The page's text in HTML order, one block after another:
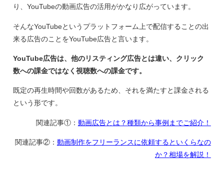
り、YouTubeの動画広告の活用がかなり広がっています。
そんなYouTubeというプラットフォーム上で配信することの出
来る広告のことをYouTube広告と言います。
YouTube広告は、他のリスティング広告とは違い、クリック
数への課金ではなく視聴数への課金です。
既定の再生時間や回数があるため、それを満たすと課金される
という形です。
関連記事①： 動画広告とは？種類から事例までご紹介！
関連記事②： 動画制作をフリーランスに依頼するといくらなの
か？相場を解説！